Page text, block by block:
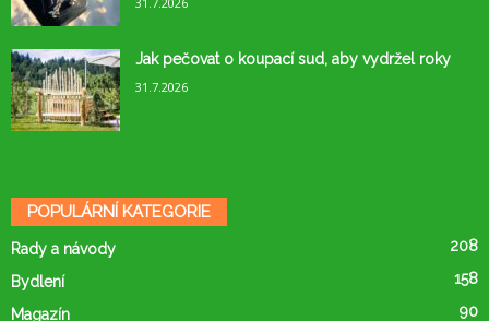
Jak pečovat o koupací sud, aby vydržel roky
31.7.2026
POPULÁRNÍ KATEGORIE
Rady a návody 208
Bydlení 158
Magazín 90